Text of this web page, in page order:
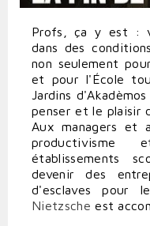
Profs, ça y est :
dans des
non seulement
et pour l'École
Jardins
penser et le plaisir
Aux managers et
établissements
devenir des
d'esclaves pour
Nietzsche est